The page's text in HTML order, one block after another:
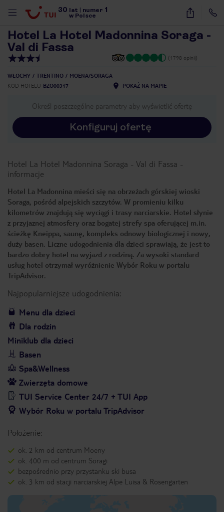
30 lat numer 1
w Polsce
13
Hotel La Hotel Madonnina Soraga -
Val di Fassa
(1798 opinii)
WŁOCHY TRENTINO
MOENA/SORAGA
KOD HOTELU BZO00317 POKAŻ NA MAPIE
Określ poszczególne parametry aby wyświetlić ofertę
Konfiguruj ofertę
Hotel La Hotel Madonnina Soraga - Val di Fassa -
informacje
Hotel La Madonnina mieści się na obrzeżach górskiej wioski
Soraga, pośród alpejskich szczytów. W promieniu kilku
kilometrów znajdują się wyciągi i trasy narciarskie. Hotel słynie
z przyjaznej atmosfery oraz bogatej strefy spa oferującej m.in.
ścieżkę Kneippa, saunę, kompleks odnowy biologicznej i nowy,
duży basen. Liczne udogodnienia dla dzieci sprawiają, że jest to
bardzo dobry hotel na wyjazd z rodziną. Za wysoki standard
usług hotel otrzymał wyróżnienie Wybór Roku w portalu
TripAdvisor.
Najpopularniejsze udogodnienia:
Menu dla dzieci
Dla rodzin
Miniklub dla dzieci
Basen
Spa&Wellness
Zwierzęta domowe
TUI Service Center 24/7 + TUI App
Wybór Roku w portalu TripAdvisor
Położenie:
ok. 2 km od centrum Moeny
ok. 400 m od centrum Soragi
bezpośrednio przy przystanku ski busa
ok. 3 km od stacji narciarskiej Alpe Luisa & Rosengarten